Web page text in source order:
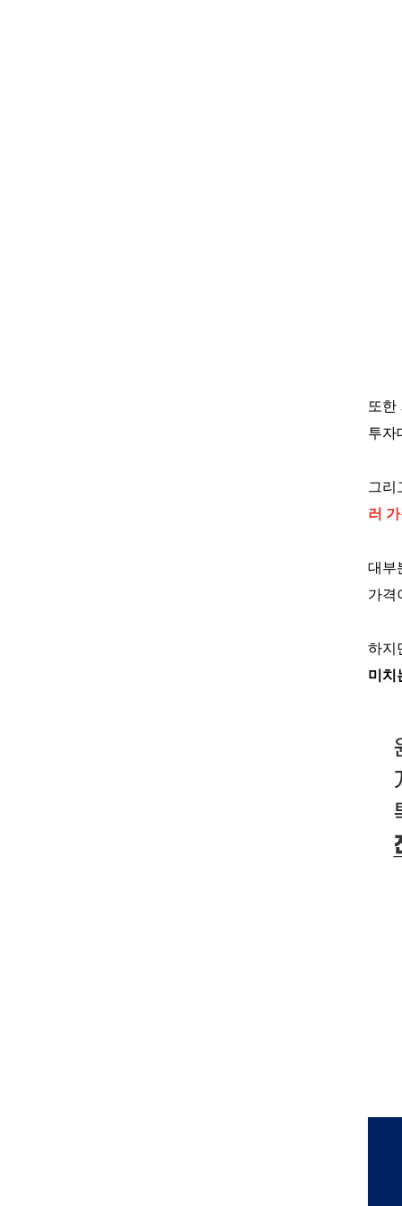
또한
투자
그리
러
대부
가격
하지
미치